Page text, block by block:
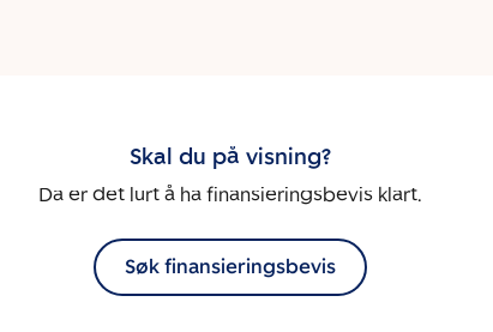
Skal du på visning?
Da er det lurt å ha finansieringsbevis klart.
Søk finansieringsbevis